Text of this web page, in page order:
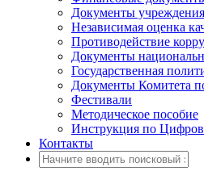
Документы учреждения
Независимая оценка
Противодействие
Документы
Государственная
Документы Комитета
Фестивали
Методическое пособие
Инструкция по
Контакты